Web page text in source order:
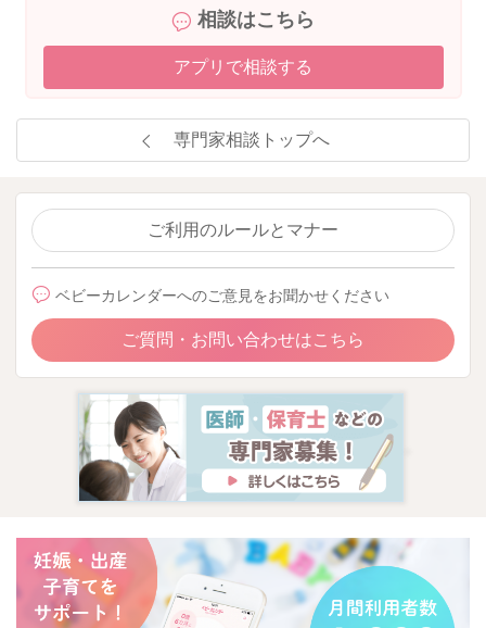
相談はこちら
アプリで相談する
専門家相談トップへ
ご利用のルールとマナー
ベビーカレンダーへのご意見をお聞かせください
ご質問・お問い合わせはこちら